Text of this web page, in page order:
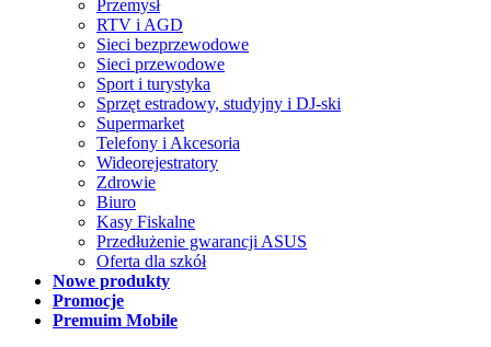
Przemysł
RTV i AGD
Sieci bezprzewodowe
Sieci przewodowe
Sport i turystyka
Sprzęt estradowy, studyjny i DJ-ski
Supermarket
Telefony i Akcesoria
Wideorejestratory
Zdrowie
Biuro
Kasy Fiskalne
Przedłużenie gwarancji ASUS
Oferta dla szkół
Nowe produkty
Promocje
Premuim Mobile